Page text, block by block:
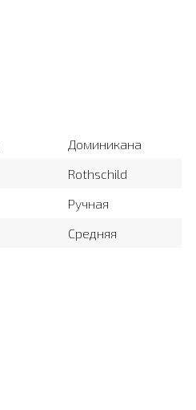
Доминикана
Rothschild
Ручная
Средняя